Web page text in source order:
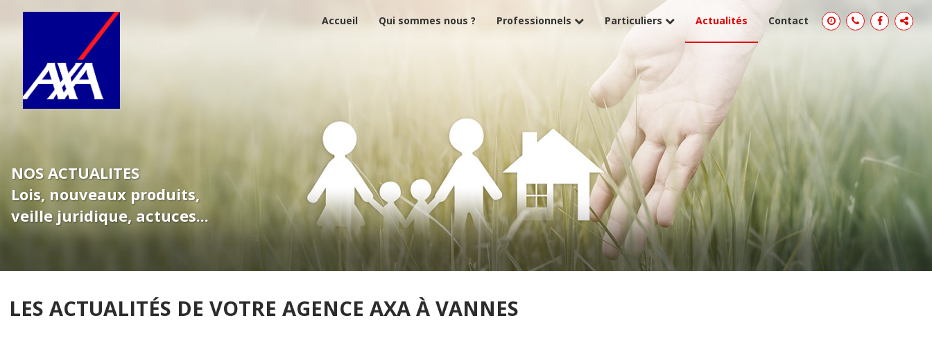
Accueil Qui sommes nous ? Professionnels Particuliers Actualités Contact
NOS ACTUALITES
Lois, nouveaux produits,
veille juridique, actuces...
LES ACTUALITÉS DE VOTRE AGENCE AXA À VANNES